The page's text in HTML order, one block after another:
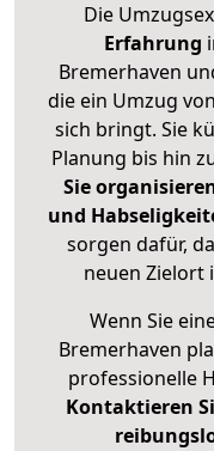
Die
Erfahrung
Bremerhaven
die ein Umzug
sich bringt. Sie
Planung bis hin
Sie
und
sorgen dafür,
neuen Zielort
Wenn Sie
Bremerhaven
professionelle
Kontaktieren